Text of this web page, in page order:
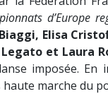
d’Europe
Elisa
et Laura
imposée. En
marche du